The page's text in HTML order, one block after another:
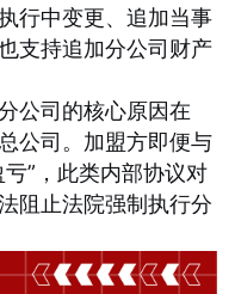
行中变更、追加当事
支持追加分公司财产
公司的核心原因在
公司。加盟方即便与
”，此类内部协议对
阻止法院强制执行分